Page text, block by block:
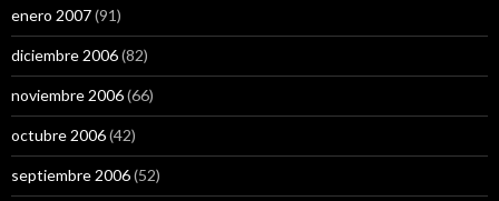
enero 2007(91)
diciembre 2006(82)
noviembre 2006(66)
octubre 2006(42)
septiembre 2006(52)